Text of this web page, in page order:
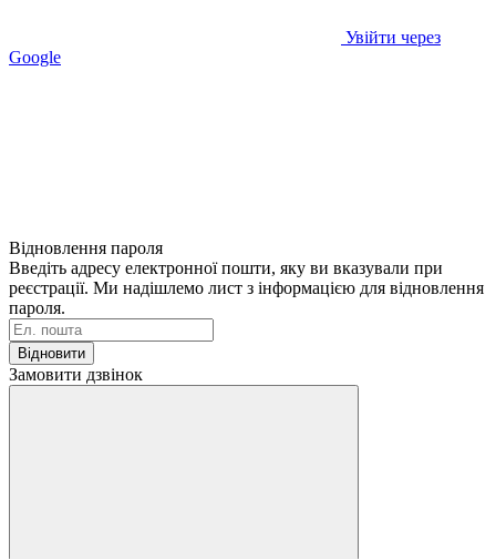
Увійти через
Google
Відновлення пароля
Введіть адресу електронної пошти, яку ви вказували при
реєстрації. Ми надішлемо лист з інформацією для відновлення
пароля.
Відновити
Замовити дзвінок